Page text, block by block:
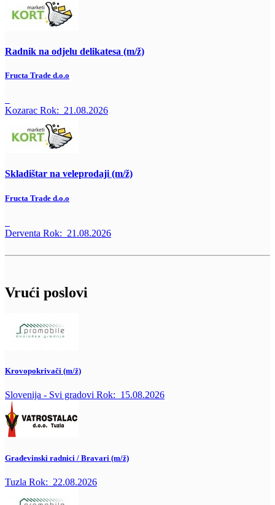
Radnik na odjelu delikatesa (m/ž)
Fructa Trade d.o.o
Kozarac Rok: 21.08.2026
Skladištar na veleprodaji (m/ž)
Fructa Trade d.o.o
Derventa Rok: 21.08.2026
Vrući poslovi
Krovopokrivači (m/ž)
Slovenija - Svi gradovi Rok: 15.08.2026
Građevinski radnici / Bravari (m/ž)
Tuzla Rok: 22.08.2026